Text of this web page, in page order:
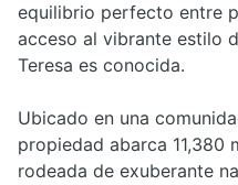
equilibrio perfecto entre
acceso al vibrante estilo
Teresa es conocida.
Ubicado en una
propiedad abarca 11,380
rodeada de exuberante